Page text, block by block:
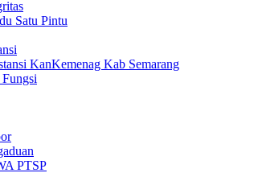
Satu Pintu
KanKemenag Kab Semarang
PTSP